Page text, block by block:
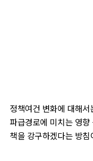
정책여건 변화에 대해
파급경로에 미치는 영
책을 강구하겠다는 방침